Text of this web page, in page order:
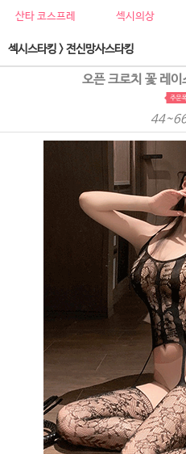
산타 코스프레 섹시의상
섹시스타킹 >전신망사스타킹
오픈 크로치 꽃 레